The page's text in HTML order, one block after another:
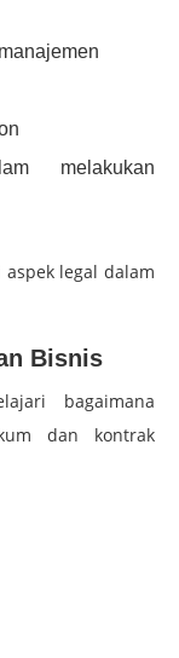
melakukan
legal dalam
Bisnis
bagaimana
dan kontrak